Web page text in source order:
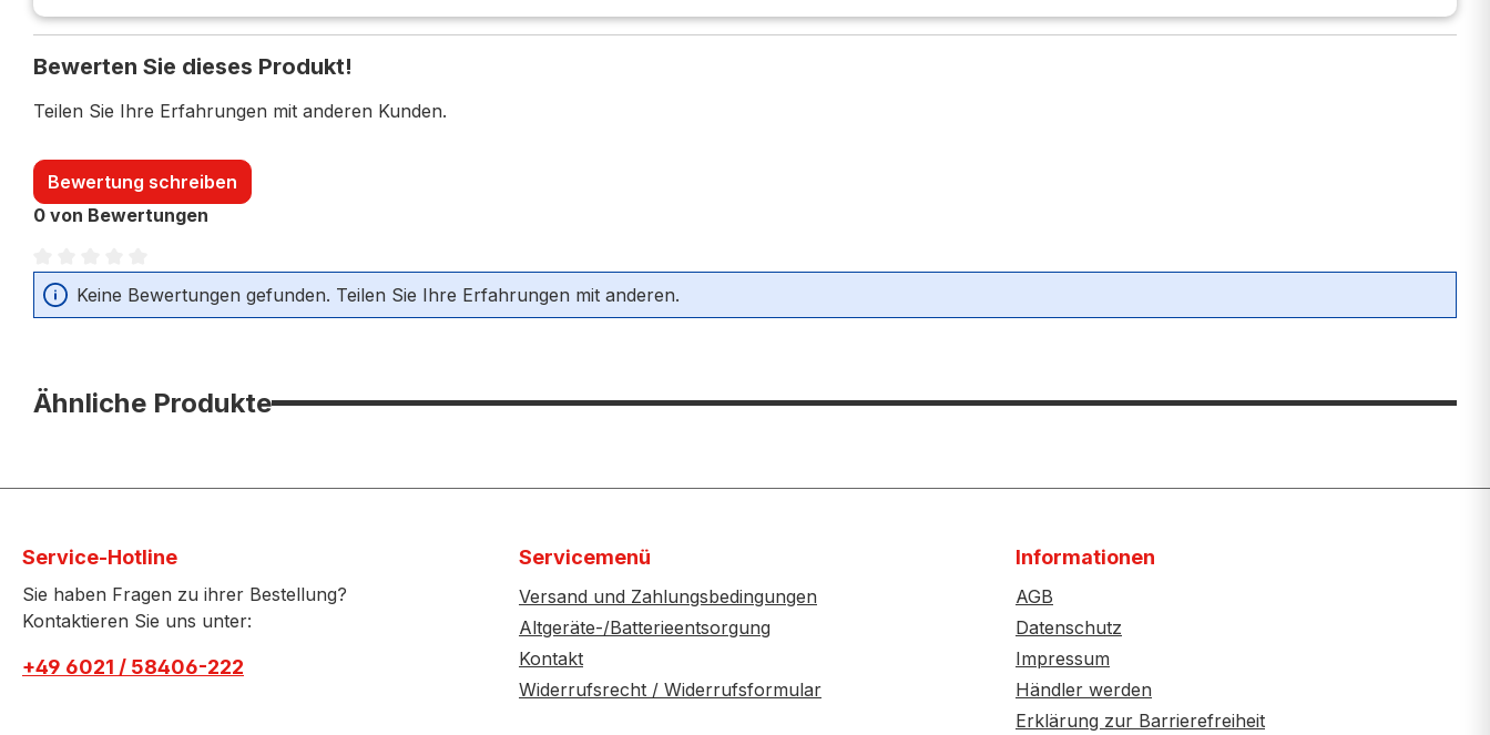
Bewerten Sie dieses Produkt!
Teilen Sie Ihre Erfahrungen mit anderen Kunden.
Bewertung schreiben
0 von Bewertungen
Durchschnittliche Bewertung von 0 von 5 Sternen
Keine Bewertungen gefunden. Teilen Sie Ihre Erfahrungen mit anderen.
Ähnliche Produkte
Service-Hotline
Sie haben Fragen zu ihrer Bestellung?
Kontaktieren Sie uns unter:
+49 6021 / 58406-222
Servicemenü
Versand und Zahlungsbedingungen
Altgeräte-/Batterieentsorgung
Kontakt
Widerrufsrecht / Widerrufsformular
Informationen
AGB
Datenschutz
Impressum
Händler werden
Erklärung zur Barrierefreiheit